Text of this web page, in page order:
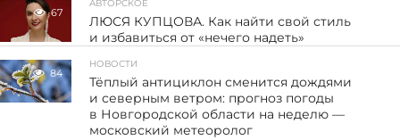
67
АВТОРСКОЕ
ЛЮСЯ КУПЦОВА. Как найти свой стиль
и избавиться от «нечего надеть»
84
НОВОСТИ
Тёплый антициклон сменится дождями
и северным ветром: прогноз погоды
в Новгородской области на неделю —
московский метеоролог